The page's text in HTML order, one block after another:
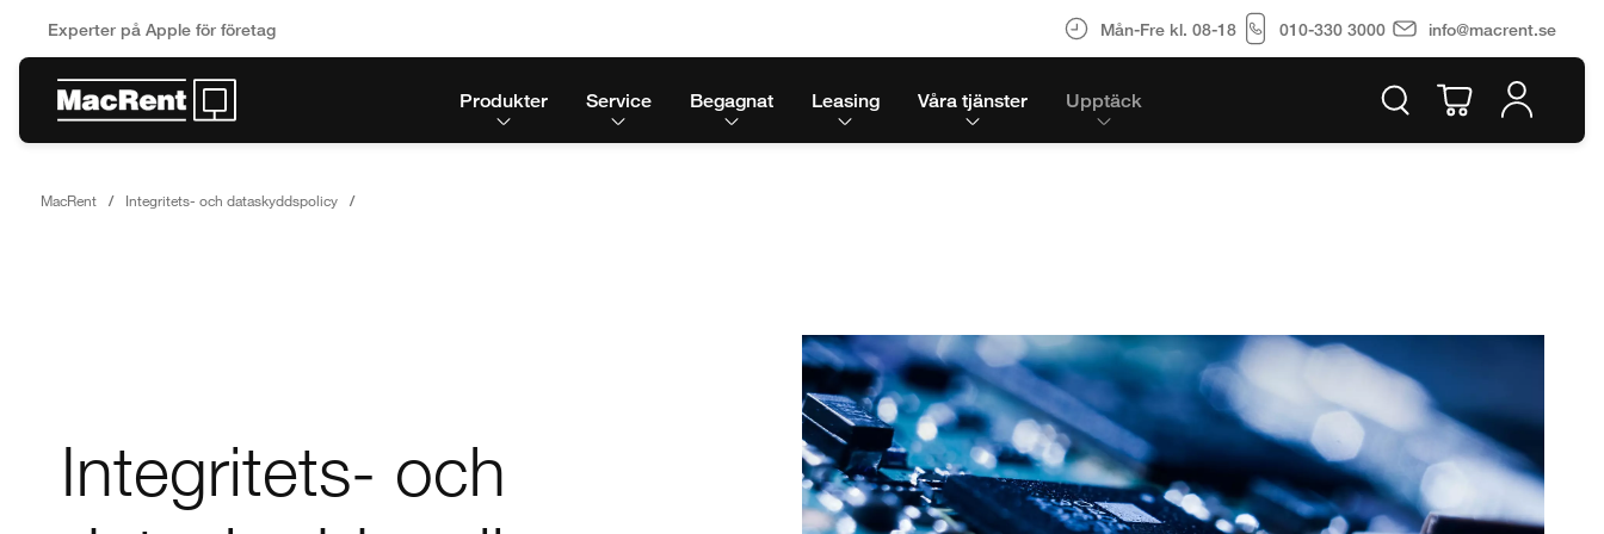
Experter på Apple för företag Mån-Fre kl. 08-18 010-330 3000 info@macrent.se
Produkter Service Begagnat Leasing Våra tjänster Upptäck
MacRent Integritets- och dataskyddspolicy
Integritets- och